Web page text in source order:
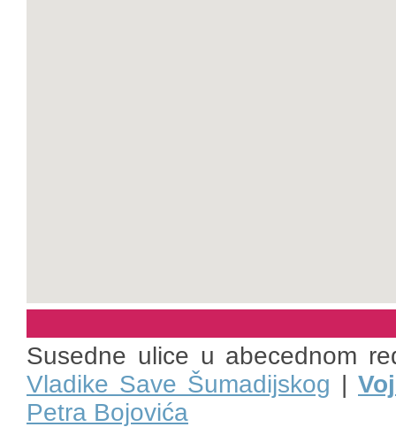
Susedne ulice u abecednom
Vladike Save Šumadijskog |
Petra Bojovića